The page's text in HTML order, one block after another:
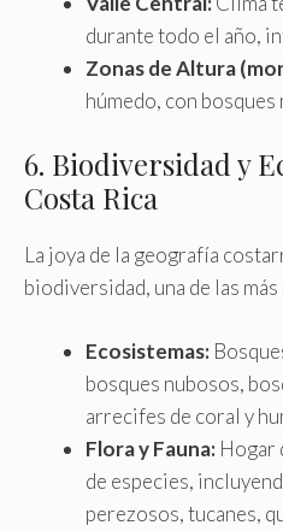
durante todo el año,
Zonas de Altura
húmedo, con bosques
6. Biodiversidad y
Costa Rica
La joya de la geografía
biodiversidad, una de las
Ecosistemas:
bosques nubosos,
arrecifes de coral y
Flora y Fauna: Hogar
de especies,
perezosos, tucanes,